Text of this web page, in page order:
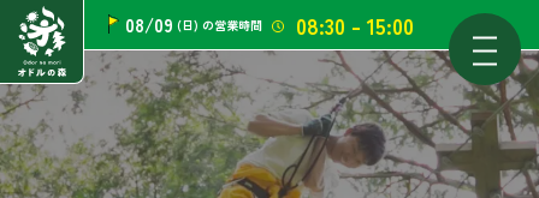
08/09 (日) の営業時間 08:30 - 15:00